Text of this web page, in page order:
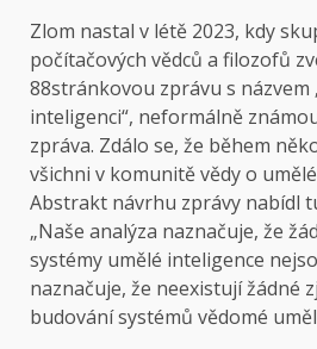
Zlom nastal v létě 2023, kdy
počítačových vědců a filozofů
88stránkovou zprávu s názvem
inteligenci“, neformálně
zpráva. Zdálo se, že během
všichni v komunitě vědy o
Abstrakt návrhu zprávy nabídl
„Naše analýza naznačuje, že
systémy umělé inteligence
naznačuje, že neexistují žádné
budování systémů vědomé